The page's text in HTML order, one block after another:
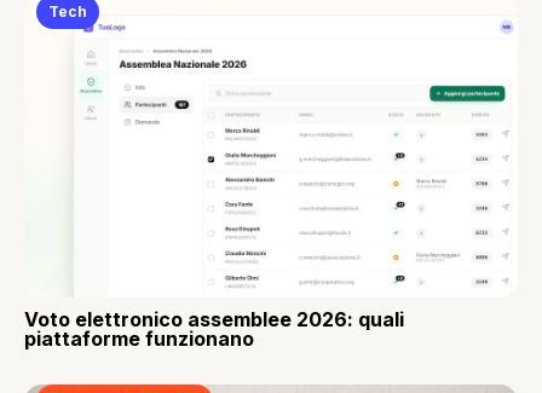
Tech
Voto elettronico assemblee 2026: quali
piattaforme funzionano